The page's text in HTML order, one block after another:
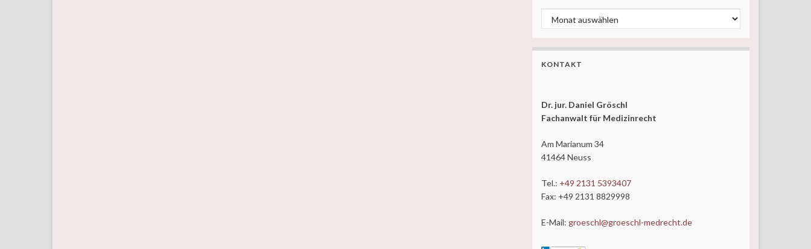
MedRecht-News-ARCHIV
KONTAKT
Dr. jur. Daniel Gröschl
Fachanwalt für Medizinrecht
Am Marianum 34
41464 Neuss
Tel.: +49 2131 5393407
Fax: +49 2131 8829998
E-Mail: groeschl@groeschl-medrecht.de